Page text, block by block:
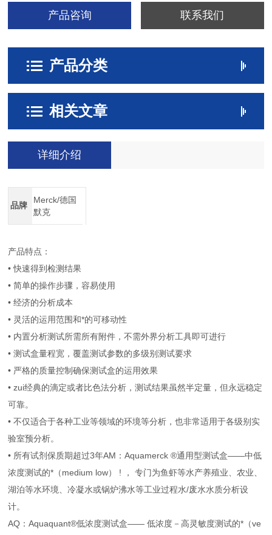
产品咨询 联系我们
产品分类
相关文章
详细介绍
品牌
Merck/德国
默克
产品特点：
• 快速得到检测结果
• 简单的操作步骤，容易使用
• 经济的分析成本
• 灵活的运用范围和*的可移动性
• 内置分析测试所需所有附件，不需外界分析工具即可进行
• 测试盒量程宽，覆盖测试参数的多级别测试要求
• 严格的质量控制确保测试盒的运用效果
• zui经典的滴定或者比色法分析，测试结果虽然半定量，但永远稳定
可靠。
• 不仅适合于各种工业等领域的环境等分析，也非常适用于各级别实
验室预分析。
• 所有试剂保质期超过3年AM：Aquamerck ®通用型测试盒——中低
浓度测试的*（medium low） ! ， 专门为鱼虾等水产养殖业、农业、
湖泊等水环境、冷凝水或锅炉沸水等工业过程水/废水水质分析设
计。
AQ：Aquaquant®低浓度测试盒—— 低浓度－高灵敏度测试的*（ve